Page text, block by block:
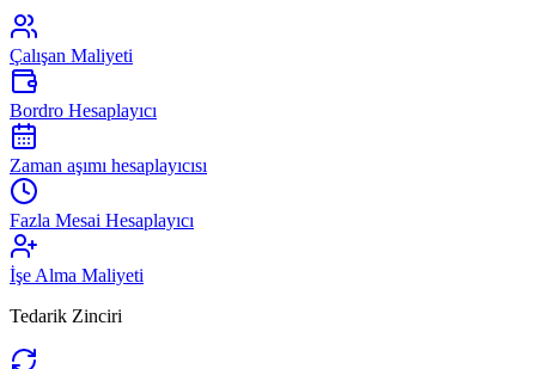
Çalışan Maliyeti
Bordro Hesaplayıcı
Zaman aşımı hesaplayıcısı
Fazla Mesai Hesaplayıcı
İşe Alma Maliyeti
Tedarik Zinciri